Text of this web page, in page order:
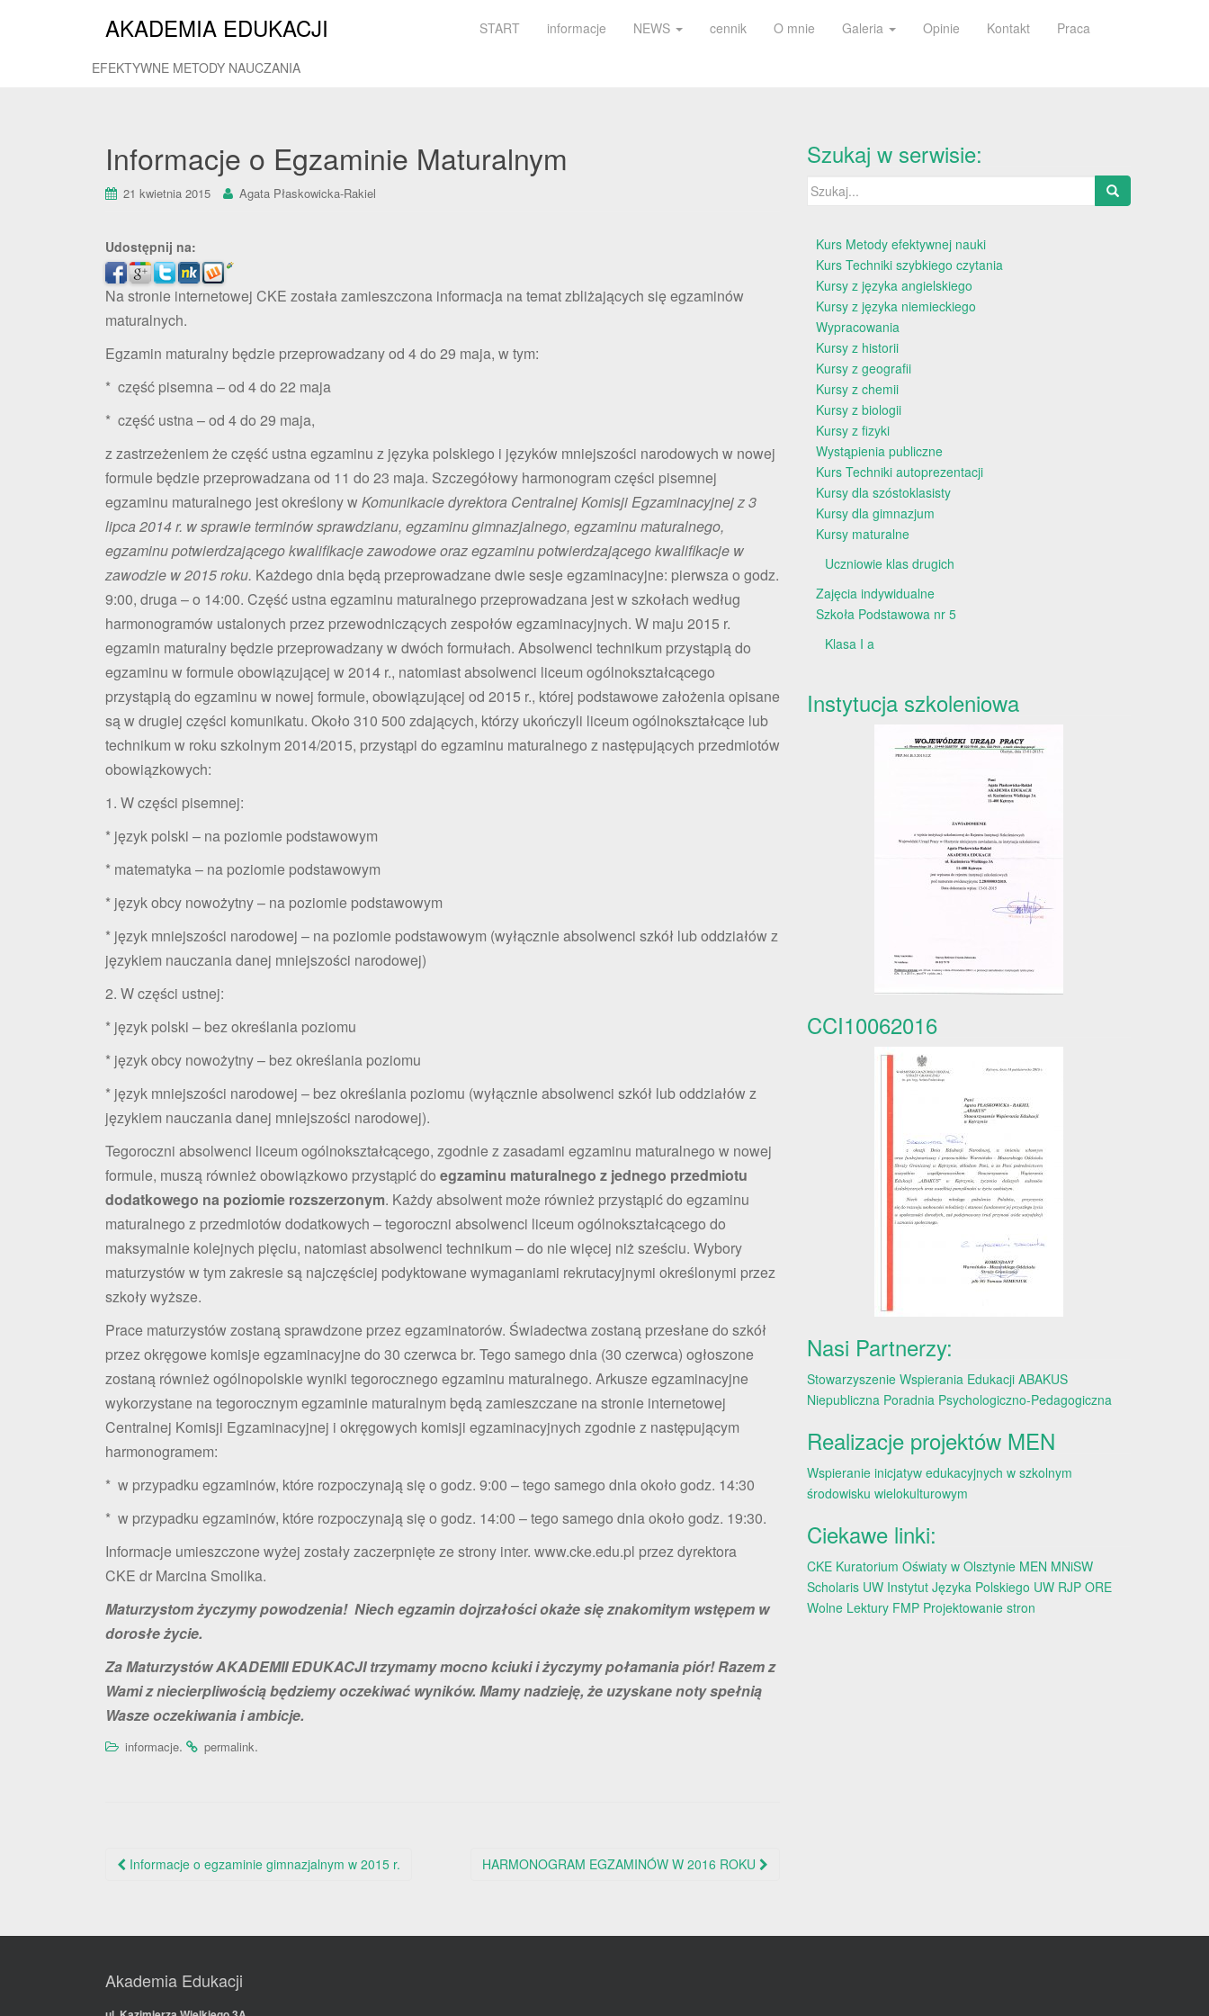
AKADEMIA EDUKACJI
EFEKTYWNE METODY NAUCZANIA
START informacje NEWS cennik O mnie Galeria Opinie Kontakt Praca
Informacje o Egzaminie Maturalnym
21 kwietnia 2015 Agata Płaskowicka-Rakiel
Udostępnij na:
Na stronie internetowej CKE została zamieszczona informacja na temat zbliżających się egzaminów
maturalnych.
Egzamin maturalny będzie przeprowadzany od 4 do 29 maja, w tym:
* część pisemna – od 4 do 22 maja
* część ustna – od 4 do 29 maja,
z zastrzeżeniem że część ustna egzaminu z języka polskiego i języków mniejszości narodowych w nowej
formule będzie przeprowadzana od 11 do 23 maja. Szczegółowy harmonogram części pisemnej
egzaminu maturalnego jest określony wKomunikacie dyrektora Centralnej Komisji Egzaminacyjnej z 3
lipca 2014 r. w sprawie terminów sprawdzianu, egzaminu gimnazjalnego, egzaminu maturalnego,
egzaminu potwierdzającego kwalifikacje zawodowe oraz egzaminu potwierdzającego kwalifikacje w
zawodzie w 2015 roku. Każdego dnia będą przeprowadzane dwie sesje egzaminacyjne: pierwsza o godz.
9:00, druga – o 14:00. Część ustna egzaminu maturalnego przeprowadzana jest w szkołach według
harmonogramów ustalonych przez przewodniczących zespołów egzaminacyjnych. W maju 2015 r.
egzamin maturalny będzie przeprowadzany w dwóch formułach. Absolwenci technikum przystąpią do
egzaminu w formule obowiązującej w 2014 r., natomiast absolwenci liceum ogólnokształcącego
przystąpią do egzaminu w nowej formule, obowiązującej od 2015 r., której podstawowe założenia opisane
są w drugiej części komunikatu. Około 310 500 zdających, którzy ukończyli liceum ogólnokształcące lub
technikum w roku szkolnym 2014/2015, przystąpi do egzaminu maturalnego z następujących przedmiotów
obowiązkowych:
1. W części pisemnej:
* język polski – na poziomie podstawowym
* matematyka – na poziomie podstawowym
* język obcy nowożytny – na poziomie podstawowym
* język mniejszości narodowej – na poziomie podstawowym (wyłącznie absolwenci szkół lub oddziałów z
językiem nauczania danej mniejszości narodowej)
2. W części ustnej:
* język polski – bez określania poziomu
* język obcy nowożytny – bez określania poziomu
* język mniejszości narodowej – bez określania poziomu (wyłącznie absolwenci szkół lub oddziałów z
językiem nauczania danej mniejszości narodowej).
Tegoroczni absolwenci liceum ogólnokształcącego, zgodnie z zasadami egzaminu maturalnego w nowej
formule, muszą również obowiązkowo przystąpić do egzaminu maturalnego z jednego przedmiotu
dodatkowego na poziomie rozszerzonym. Każdy absolwent może również przystąpić do egzaminu
maturalnego z przedmiotów dodatkowych – tegoroczni absolwenci liceum ogólnokształcącego do
maksymalnie kolejnych pięciu, natomiast absolwenci technikum – do nie więcej niż sześciu. Wybory
maturzystów w tym zakresie są najczęściej podyktowane wymaganiami rekrutacyjnymi określonymi przez
szkoły wyższe.
Prace maturzystów zostaną sprawdzone przez egzaminatorów. Świadectwa zostaną przesłane do szkół
przez okręgowe komisje egzaminacyjne do 30 czerwca br. Tego samego dnia (30 czerwca) ogłoszone
zostaną również ogólnopolskie wyniki tegorocznego egzaminu maturalnego. Arkusze egzaminacyjne
wykorzystane na tegorocznym egzaminie maturalnym będą zamieszczane na stronie internetowej
Centralnej Komisji Egzaminacyjnej i okręgowych komisji egzaminacyjnych zgodnie z następującym
harmonogramem:
* w przypadku egzaminów, które rozpoczynają się o godz. 9:00 – tego samego dnia około godz. 14:30
* w przypadku egzaminów, które rozpoczynają się o godz. 14:00 – tego samego dnia około godz. 19:30.
Informacje umieszczone wyżej zostały zaczerpnięte ze strony inter. www.cke.edu.pl przez dyrektora
CKE dr Marcina Smolika.
Maturzystom życzymy powodzenia! Niech egzamin dojrzałości okaże się znakomitym wstępem w
dorosłe życie.
Za Maturzystów AKADEMII EDUKACJI trzymamy mocno kciuki i życzymy połamania piór! Razem z
Wami z niecierpliwością będziemy oczekiwać wyników. Mamy nadzieję, że uzyskane noty spełnią
Wasze oczekiwania i ambicje.
informacje. permalink.
Nawigacja
Informacje o egzaminie gimnazjalnym w 2015 r. HARMONOGRAM EGZAMINÓW W 2016 ROKU
Szukaj w serwisie:
Szukaj:
Kurs Metody efektywnej nauki
Kurs Techniki szybkiego czytania
Kursy z języka angielskiego
Kursy z języka niemieckiego
Wypracowania
Kursy z historii
Kursy z geografii
Kursy z chemii
Kursy z biologii
Kursy z fizyki
Wystąpienia publiczne
Kurs Techniki autoprezentacji
Kursy dla szóstoklasisty
Kursy dla gimnazjum
Kursy maturalne
Uczniowie klas drugich
Zajęcia indywidualne
Szkoła Podstawowa nr 5
Klasa I a
Instytucja szkoleniowa
CCI10062016
Nasi Partnerzy:
Stowarzyszenie Wspierania Edukacji ABAKUS
Niepubliczna Poradnia Psychologiczno-Pedagogiczna
Realizacje projektów MEN
Wspieranie inicjatyw edukacyjnych w szkolnym
środowisku wielokulturowym
Ciekawe linki:
CKE Kuratorium Oświaty w Olsztynie MEN MNiSW
Scholaris UW Instytut Języka Polskiego UW RJP ORE
Wolne Lektury FMP Projektowanie stron
Akademia Edukacji